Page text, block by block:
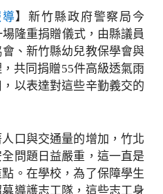
】新竹縣政府警察局今
場隆重捐贈儀式，由縣議員
、新竹縣幼兒教保學會與
共同捐贈55件高級透氣雨
以表達對這些辛勤義交的
口與交通量的增加，竹北
問題日益嚴重，這一直是
。在學校，為了保障學生
導護志工隊，這些志工身